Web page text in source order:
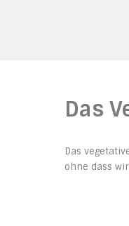
Das
Das
ohne dass